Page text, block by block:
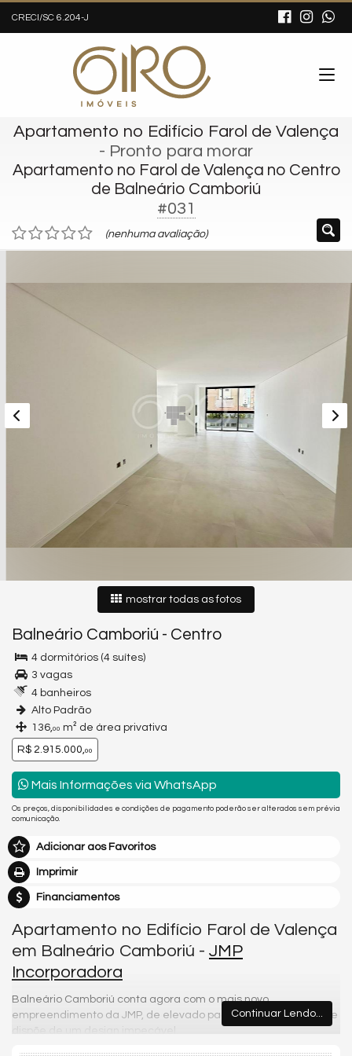
CRECI/SC 6.204-J
Apartamento no Edifício Farol de Valença
- Pronto para morar
Apartamento no Farol de Valença no Centro
de Balneário Camboriú
#031
(nenhuma avaliação)
mostrar todas as fotos
Balneário Camboriú - Centro
4 dormitórios (4 suítes)
3 vagas
4 banheiros
Alto Padrão
136,00 m² de área privativa
R$ 2.915.000,00
Mais Informações via WhatsApp
Os preços, disponibilidades e condições de pagamento poderão ser alterados sem prévia
comunicação.
Adicionar aos Favoritos
Imprimir
Financiamentos
Apartamento no Edifício Farol de Valença
em Balneário Camboriú - JMP
Incorporadora
Balneário Camboriú conta agora com o mais novo
empreendimento da JMP, de elevado padrão, sofisticado e que
Continuar Lendo...